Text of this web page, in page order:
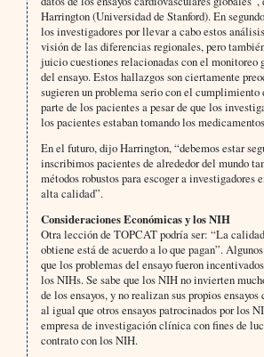
Harrington (Universidad de Stanford). En
los investigadores por llevar a cabo estos
visión de las diferencias regionales, pero
juicio cuestiones relacionadas con el monitoreo
del ensayo. Estos hallazgos son ciertamente
sugieren un problema serio con el
parte de los pacientes a pesar de que los
los pacientes estaban tomando los
En el futuro, dijo Harrington, “debemos estar
inscribimos pacientes de alrededor del mundo
métodos robustos para escoger a investigadores
alta calidad”.
Consideraciones Económicas y los NIH
Otra lección de TOPCAT podría ser: “La
obtiene está de acuerdo a lo que pagan”.
que los problemas del ensayo fueron
los NIHs. Se sabe que los NIH no invierten
de los ensayos, y no realizan sus propios
al igual que otros ensayos patrocinados por los
empresa de investigación clínica con fines de
contrato con los NIH.